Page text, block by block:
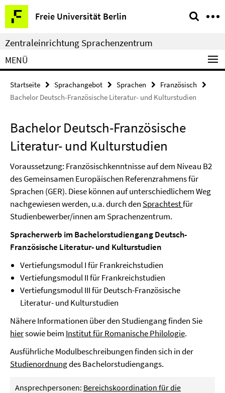
Springe
direkt
zu
Inhalt
Freie Universität Berlin
Service-
Navigation
Zentraleinrichtung Sprachenzentrum
MENÜ
Startseite Sprachangebot Sprachen
Französisch
Bachelor Deutsch-Französische Literatur- und Kulturstudien
Bachelor Deutsch-Französische
Literatur- und Kulturstudien
Voraussetzung: Französischkenntnisse auf dem Niveau B2
des Gemeinsamen Europäischen Referenzrahmens für
Sprachen (GER). Diese können auf unterschiedlichem Weg
nachgewiesen werden, u.a. durch den Sprachtestfür
Studienbewerber/innen am Sprachenzentrum.
Spracherwerb im Bachelorstudiengang Deutsch-
Französische Literatur- und Kulturstudien
Vertiefungsmodul I für Frankreichstudien
Vertiefungsmodul II für Frankreichstudien
Vertiefungsmodul III für Deutsch-Französische
Literatur- und Kulturstudien
Nähere Informationen über den Studiengang finden Sie
hiersowie beim Institut für Romanische Philologie.
Ausführliche Modulbeschreibungen finden sich in der
Studienordnungdes Bachelorstudiengangs.
Ansprechpersonen: Bereichskoordination für die